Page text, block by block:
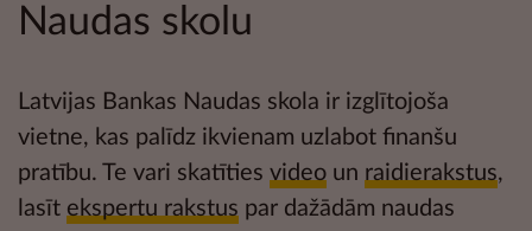
Naudas skolu
Latvijas Bankas Naudas skola ir izglītojoša
vietne, kas palīdz ikvienam uzlabot finanšu
pratību. Te vari skatīties video un raidierakstus,
lasīt ekspertu rakstus par dažādām naudas